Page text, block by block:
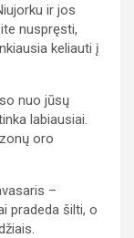
ir jos
nuspręsti,
keliauti į
nuo jūsų
labiausiai.
oro
–
pradeda šilti, o